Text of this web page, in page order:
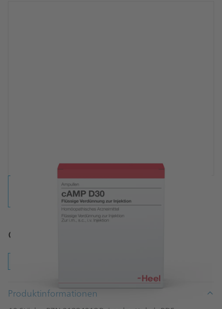
cAMP D30 Ampullen
Produktinformationen